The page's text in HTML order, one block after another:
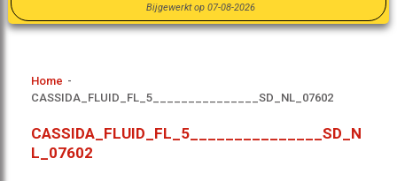
Bijgewerkt op 07-08-2026
Home -
CASSIDA_FLUID_FL_5_______________SD_NL_07602
CASSIDA_FLUID_FL_5_______________SD_N
L_07602